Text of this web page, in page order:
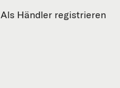
Als Händler registrieren